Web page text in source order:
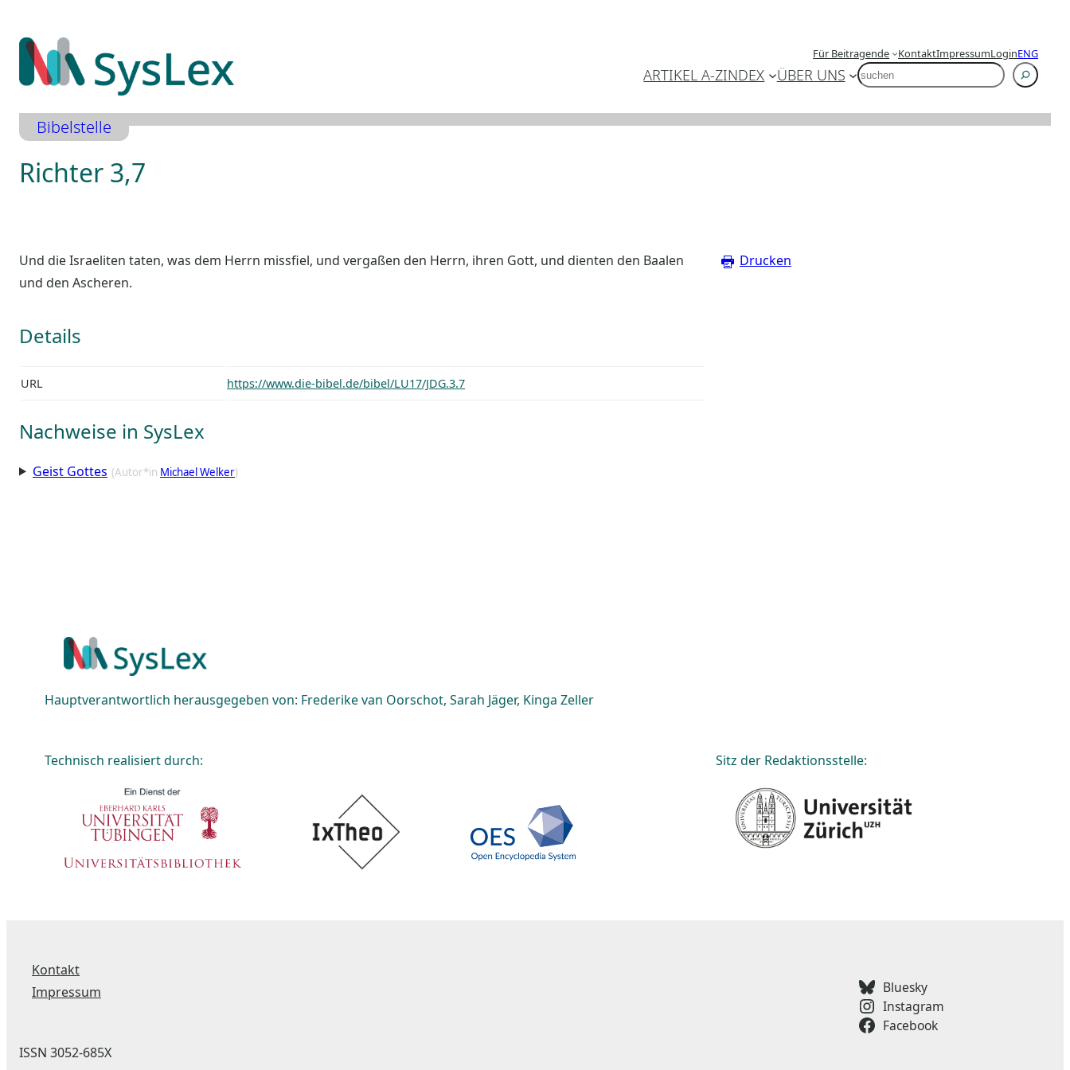
Inhalt
springen
Für Beitragende KontaktImpressumLoginENG
ARTIKEL A-ZINDEX ÜBER UNS SUCHEN
Bibelstelle
Richter 3,7
Und die Israeliten taten, was dem Herrn missfiel, und vergaßen den Herrn, ihren Gott, und dienten den Baalen
und den Ascheren.
Details
URL https://www.die-bibel.de/bibel/LU17/JDG.3.7
Nachweise in SysLex
Geist Gottes (Autor*in Michael Welker)
Drucken
Hauptverantwortlich herausgegeben von: Frederike van Oorschot, Sarah Jäger, Kinga Zeller
Technisch realisiert durch: Sitz der Redaktionsstelle:
Kontakt
Impressum
ISSN 3052-685X
Bluesky
Instagram
Facebook